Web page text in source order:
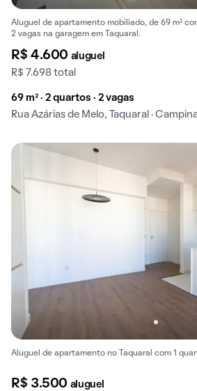
Aluguel de apartamento mobiliado, de 69 m²
2 vagas na garagem em Taquaral.
R$ 4.600 aluguel
R$ 7.698 total
69 m² · 2 quartos · 2 vagas
Rua Azárias de Melo, Taquaral ·
Aluguel de apartamento no Taquaral com 1
R$ 3.500 aluguel